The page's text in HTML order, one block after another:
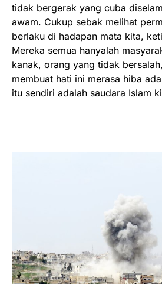
tidak bergerak yang cuba
awam. Cukup sebak melihat
berlaku di hadapan mata kita,
Mereka semua hanyalah
kanak, orang yang tidak
membuat hati ini merasa hiba
itu sendiri adalah saudara Islam